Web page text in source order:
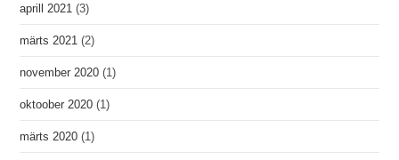
aprill 2021 (3)
märts 2021 (2)
november 2020 (1)
oktoober 2020 (1)
märts 2020 (1)